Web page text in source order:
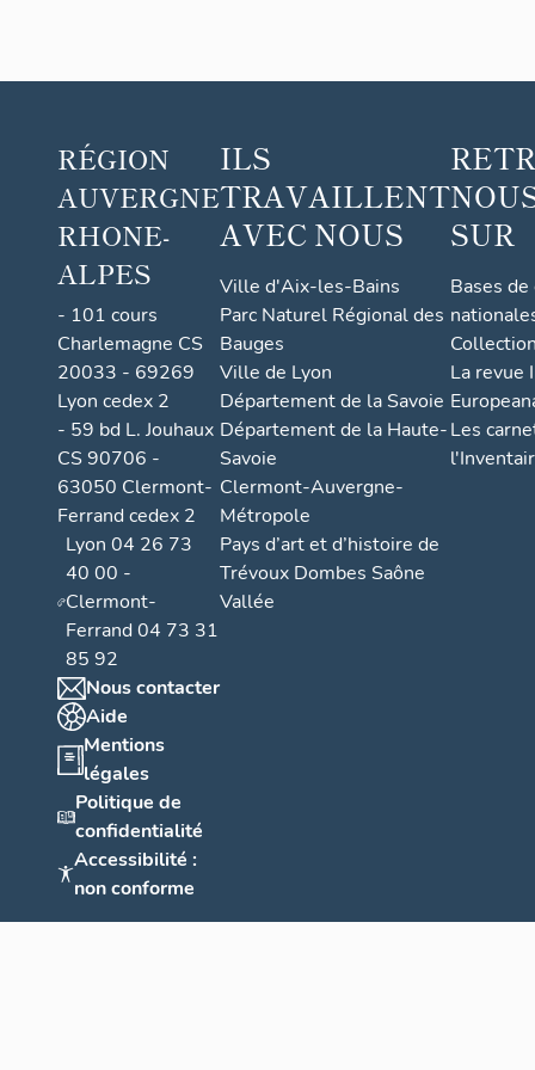
RÉGION
AUVERGNE
RHONE-
ALPES
- 101 cours
Charlemagne CS
20033 - 69269
Lyon cedex 2
- 59 bd L. Jouhaux
CS 90706 -
63050 Clermont-
Ferrand cedex 2
Lyon 04 26 73
40 00 -
Clermont-
Ferrand 04 73 31
85 92
Nous contacter
Aide
Mentions
légales
Politique de
confidentialité
Accessibilité :
non conforme
ILS
TRAVAILLENT
AVEC NOUS
Ville d'Aix-les-Bains
Parc Naturel Régional des
Bauges
Ville de Lyon
Département de la Savoie
Département de la Haute-
Savoie
Clermont-Auvergne-
Métropole
Pays d’art et d’histoire de
Trévoux Dombes Saône
Vallée
SUR
Bases
La revue
Les